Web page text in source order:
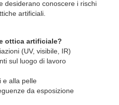
desiderano conoscere i rischi
artificiali.
ottica artificiale?
(UV, visibile, IR)
sul luogo di lavoro
e alla pelle
da esposizione